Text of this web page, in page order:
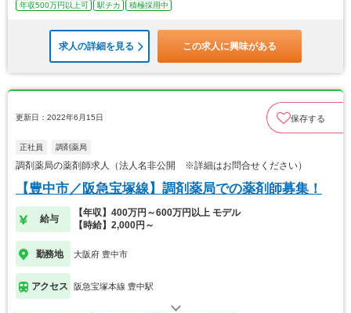
年収500万円以上可 駅チカ 積極採用中
求人の詳細を見る この求人に興味がある
更新日：2022年6月15日 保存する
正社員 調剤薬局
調剤薬局の薬剤師求人（法人名非公開 ※詳細はお問合せください）
【豊中市／阪急宝塚線】調剤薬局での薬剤師募集！
給与
【年収】400万円～600万円以上 モデル
【時給】2,000円～
勤務地 大阪府 豊中市
アクセス 阪急宝塚本線 豊中駅